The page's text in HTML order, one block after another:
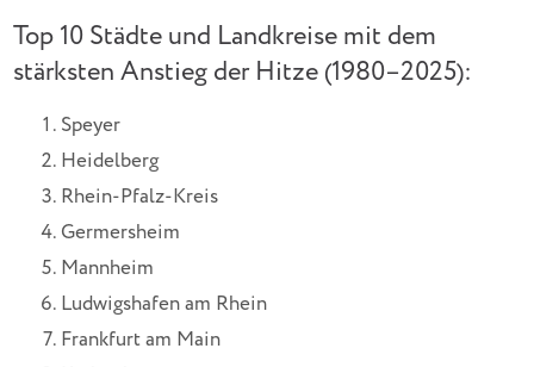
Top 10 Städte und Landkreise mit dem
stärksten Anstieg der Hitze (1980–2025):
Speyer
Heidelberg
Rhein-Pfalz-Kreis
Germersheim
Mannheim
Ludwigshafen am Rhein
Frankfurt am Main